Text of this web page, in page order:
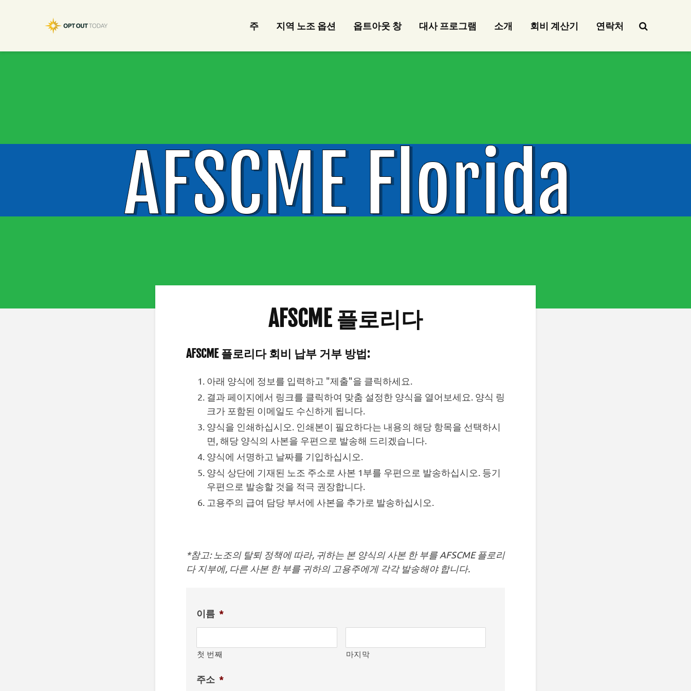
주 지역 노조 옵션 옵트아웃 창 대사 프로그램 소개 회비 계산기 연락처
AFSCME 플로리다
AFSCME 플로리다 회비 납부 거부 방법:
아래 양식에 정보를 입력하고 "제출"을 클릭하세요.
결과 페이지에서 링크를 클릭하여 맞춤 설정한 양식을 열어보세요. 양식 링
크가 포함된 이메일도 수신하게 됩니다.
양식을 인쇄하십시오. 인쇄본이 필요하다는 내용의 해당 항목을 선택하시
면, 해당 양식의 사본을 우편으로 발송해 드리겠습니다.
양식에 서명하고 날짜를 기입하십시오.
양식 상단에 기재된 노조 주소로 사본 1부를 우편으로 발송하십시오. 등기
우편으로 발송할 것을 적극 권장합니다.
고용주의 급여 담당 부서에 사본을 추가로 발송하십시오.
*참고: 노조의 탈퇴 정책에 따라, 귀하는 본 양식의 사본 한 부를 AFSCME 플로리
다 지부에, 다른 사본 한 부를 귀하의 고용주에게 각각 발송해야 합니다.
이름 *
첫 번째 마지막
주소 *